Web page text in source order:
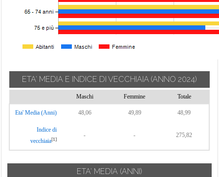
ETA' MEDIA E INDICE DI VECCHIAIA (ANNO 2024)
Maschi Femmine Totale
Eta' Media (Anni) 48,06 49,89 48,99
Indice di
vecchiaia[1]
- - 275,82
ETA' MEDIA (ANNI)